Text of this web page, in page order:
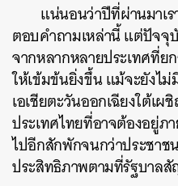
แน่นอนว่าปีที่ผ่านมาเ
ตอบคำถามเหล่านี้ แต่ปัจจุ
จากหลากหลายประเทศที่ย
ให้เข้มข้นยิ่งขึ้น แม้จะยังไ
เอเชียตะวันออกเฉียงใต้เ
ประเทศไทยที่อาจต้องอยู่ภ
ไปอีกสักพักจนกว่าประชา
ประสิทธิภาพตามที่รัฐบาล